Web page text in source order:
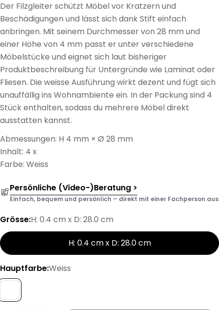
Der Filzgleiter schützt Möbel vor Kratzern und
Beschädigungen und lässt sich dank Stift einfach
anbringen. Mit seinem Durchmesser von 28 mm und
einer Höhe von 4 mm passt er unter verschiedene
Möbelstücke und eignet sich laut bisheriger
Produktbeschreibung für Untergründe wie Laminat oder
Fliesen. Die weisse Ausführung wirkt dezent und fügt sich
unauffällig ins Wohnambiente ein. In der Packung sind 4
Stück enthalten, sodass du mehrere Möbel direkt
ausstatten kannst.
Abmessungen: H 4 mm × Ø 28 mm
Inhalt: 4 x
Farbe: Weiss
Persönliche (Video-)Beratung >
Einfach, bequem und persönlich – direkt mit einer Fachperson aus
Grösse:H: 0.4 cm x D: 28.0 cm
H: 0.4 cm x D: 28.0 cm
Hauptfarbe:Weiss